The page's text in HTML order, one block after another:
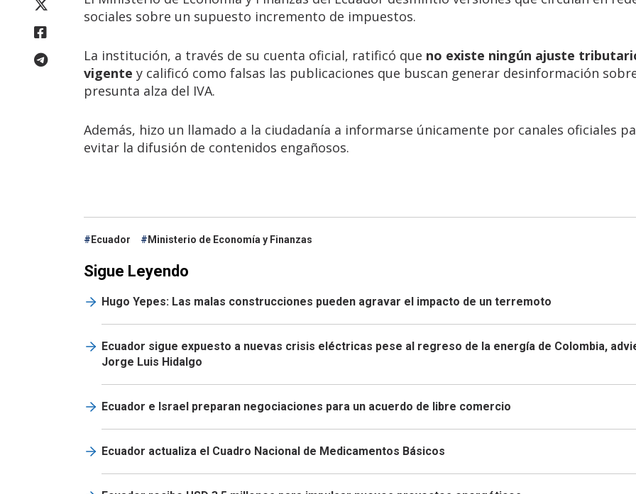
sociales sobre un supuesto incremento de impuestos.
La institución, a través de su cuenta oficial, ratificó que no existe ningún ajuste
vigente y calificó como falsas las publicaciones que buscan generar desinformación
presunta alza del IVA.
Además, hizo un llamado a la ciudadanía a informarse únicamente por canales oficiales
evitar la difusión de contenidos engañosos.
Ecuador Ministerio de Economía y Finanzas
Sigue Leyendo
Hugo Yepes: Las malas construcciones pueden agravar el impacto de un terremoto
Ecuador sigue expuesto a nuevas crisis eléctricas pese al regreso de la energía de Colombia,
Jorge Luis Hidalgo
Ecuador e Israel preparan negociaciones para un acuerdo de libre comercio
Ecuador actualiza el Cuadro Nacional de Medicamentos Básicos